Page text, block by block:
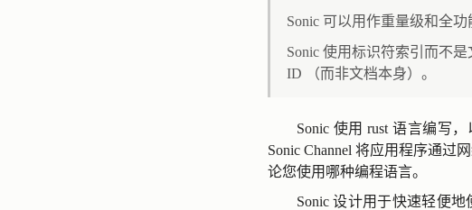
Sonic 可以用作重量级和全功
Sonic 使用标识符索引而不
ID （而非文档本身）。
Sonic 使用 rust 语言编写
Sonic Channel 将应用程序通过
论您使用哪种编程语言。
Sonic 设计用于快速轻便